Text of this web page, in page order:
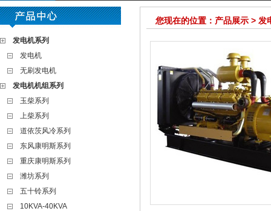
发电机系列
发电机
无刷发电机
发电机机组系列
玉柴系列
上柴系列
道依茨风冷系列
东风康明斯系列
重庆康明斯系列
潍坊系列
五十铃系列
10KVA-40KVA
您现在的位置：产品展示 > 发